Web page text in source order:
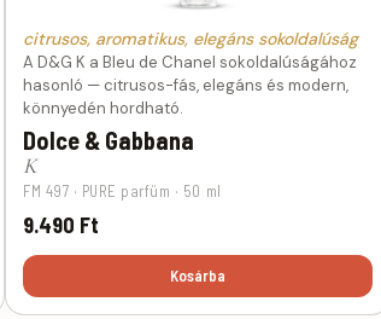
citrusos, aromatikus, elegáns sokoldalúság
A D&G K a Bleu de Chanel sokoldalúságához
hasonló — citrusos-fás, elegáns és modern,
könnyedén hordható.
Dolce & Gabbana
K
FM 497 · PURE parfüm · 50 ml
9.490 Ft
Kosárba